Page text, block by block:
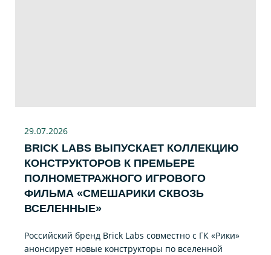
29.07.2026
BRICK LABS ВЫПУСКАЕТ КОЛЛЕКЦИЮ
КОНСТРУКТОРОВ К ПРЕМЬЕРЕ
ПОЛНОМЕТРАЖНОГО ИГРОВОГО
ФИЛЬМА «CМЕШАРИКИ СКВОЗЬ
ВСЕЛЕННЫЕ»
Российский бренд Brick Labs совместно с ГК «Рики»
анонсирует новые конструкторы по вселенной